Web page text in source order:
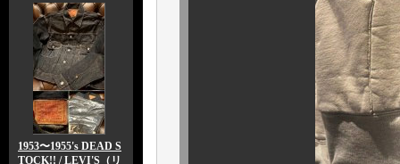
1953〜1955's DEAD S
TOCK!! / LEVI'S（リ